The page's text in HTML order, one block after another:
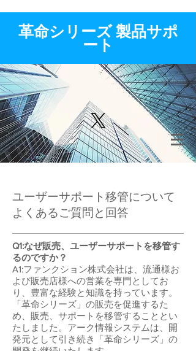
​革命シリーズ 製品サポ
ート
ユーザーサポート移管について
よくあるご質問と回答
Q1:なぜ販売、ユーザーサポートを移管す
るのですか？
A1:ファンクション株式会社は、流通様お
よび販売店様への営業を専門としてお
り、豊富な経験と知識を持っています。
「革命シリーズ」の販売を促進するた
め、販売、サポートを移管することとい
たしました。アーク情報システムは、開
発元として引き続き「革命シリーズ」の